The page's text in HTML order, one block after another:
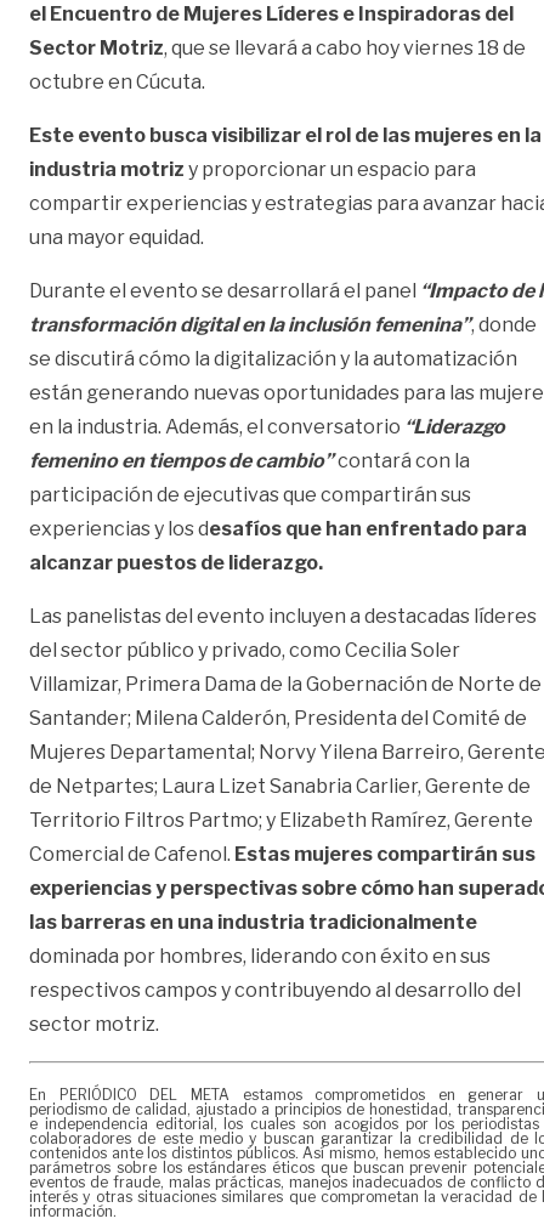
el Encuentro de Mujeres Líderes e Inspiradoras del
Sector Motriz, que se llevará a cabo hoy viernes 18 de
octubre en Cúcuta.
Este evento busca visibilizar el rol de las mujeres en la
industria motriz y proporcionar un espacio para
compartir experiencias y estrategias para avanzar
una mayor equidad.
Durante el evento se desarrollará el panel “Impacto de
transformación digital en la inclusión femenina”, donde
se discutirá cómo la digitalización y la automatización
están generando nuevas oportunidades para las
en la industria. Además, el conversatorio “Liderazgo
femenino en tiempos de cambio”contará con la
participación de ejecutivas que compartirán sus
experiencias y los desafíos que han enfrentado para
alcanzar puestos de liderazgo.
Las panelistas del evento incluyen a destacadas líderes
del sector público y privado, como Cecilia Soler
Villamizar, Primera Dama de la Gobernación de Norte de
Santander; Milena Calderón, Presidenta del Comité de
Mujeres Departamental; Norvy Yilena Barreiro,
de Netpartes; Laura Lizet Sanabria Carlier, Gerente de
Territorio Filtros Partmo; y Elizabeth Ramírez, Gerente
Comercial de Cafenol. Estas mujeres compartirán sus
experiencias y perspectivas sobre cómo han
las barreras en una industria tradicionalmente
dominada por hombres, liderando con éxito en sus
respectivos campos y contribuyendo al desarrollo del
sector motriz.
En PERIÓDICO DEL META estamos comprometidos en generar
periodismo de calidad, ajustado a principios de honestidad,
e independencia editorial, los cuales son acogidos por los periodistas
colaboradores de este medio y buscan garantizar la credibilidad de
contenidos ante los distintos públicos. Así mismo, hemos establecido
parámetros sobre los estándares éticos que buscan prevenir
eventos de fraude, malas prácticas, manejos inadecuados de conflicto
interés y otras situaciones similares que comprometan la veracidad de
información.